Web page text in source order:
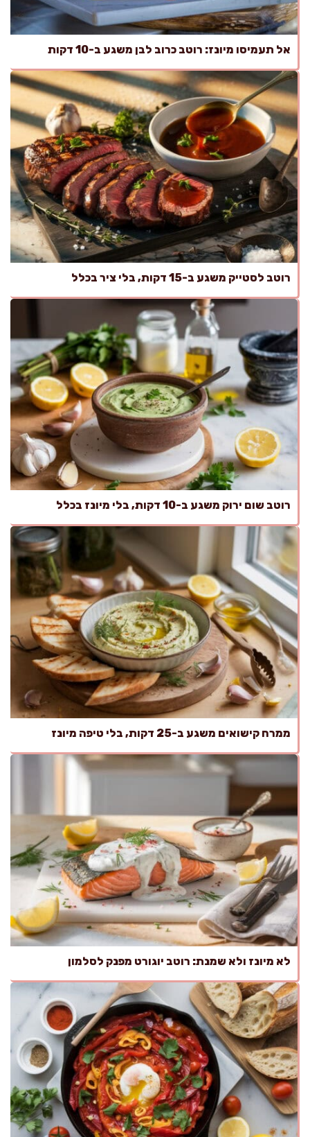
אל תעמיסו מיונז: רוטב כרוב לבן משגע ב-10 דקות
רוטב לסטייק משגע ב-15 דקות, בלי ציר בכלל
רוטב שום ירוק משגע ב-10 דקות, בלי מיונז בכלל
ממרח קישואים משגע ב-25 דקות, בלי טיפה מיונז
לא מיונז ולא שמנת: רוטב יוגורט מפנק לסלמון